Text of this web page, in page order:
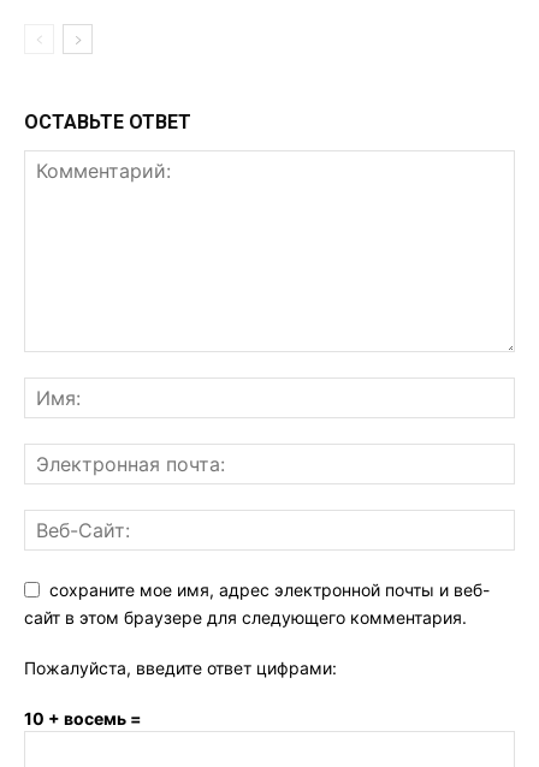
ОСТАВЬТЕ ОТВЕТ
сохраните мое имя, адрес электронной почты и веб-
сайт в этом браузере для следующего комментария.
Пожалуйста, введите ответ цифрами:
10 + восемь =